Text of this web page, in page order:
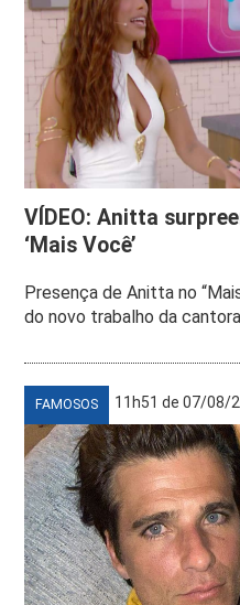
VÍDEO: Anitta
‘Mais Você’
Presença de Anitta no
do novo trabalho da
FAMOSOS 11h51 de 07/08/